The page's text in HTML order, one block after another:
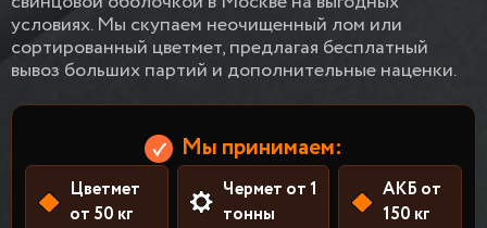
условиях. Мы скупаем неочищенный лом или
сортированный цветмет, предлагая бесплатный
вывоз больших партий и дополнительные наценки.
Мы принимаем:
Цветмет
от 50 кг
Чермет от 1
тонны
АКБ от
150 кг